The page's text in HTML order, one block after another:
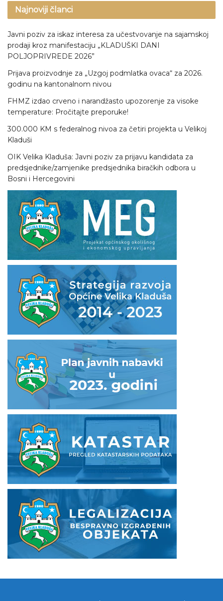
Najnoviji članci
Javni poziv za iskaz interesa za učestvovanje na sajamskoj
prodaji kroz manifestaciju „KLADUŠKI DANI
POLJOPRIVREDE 2026”
Prijava proizvodnje za „Uzgoj podmlatka ovaca“ za 2026.
godinu na kantonalnom nivou
FHMZ izdao crveno i narandžasto upozorenje za visoke
temperature: Pročitajte preporuke!
300.000 KM s federalnog nivoa za četiri projekta u Velikoj
Kladuši
OIK Velika Kladuša: Javni poziv za prijavu kandidata za
predsjednike/zamjenike predsjednika biračkih odbora u
Bosni i Hercegovini